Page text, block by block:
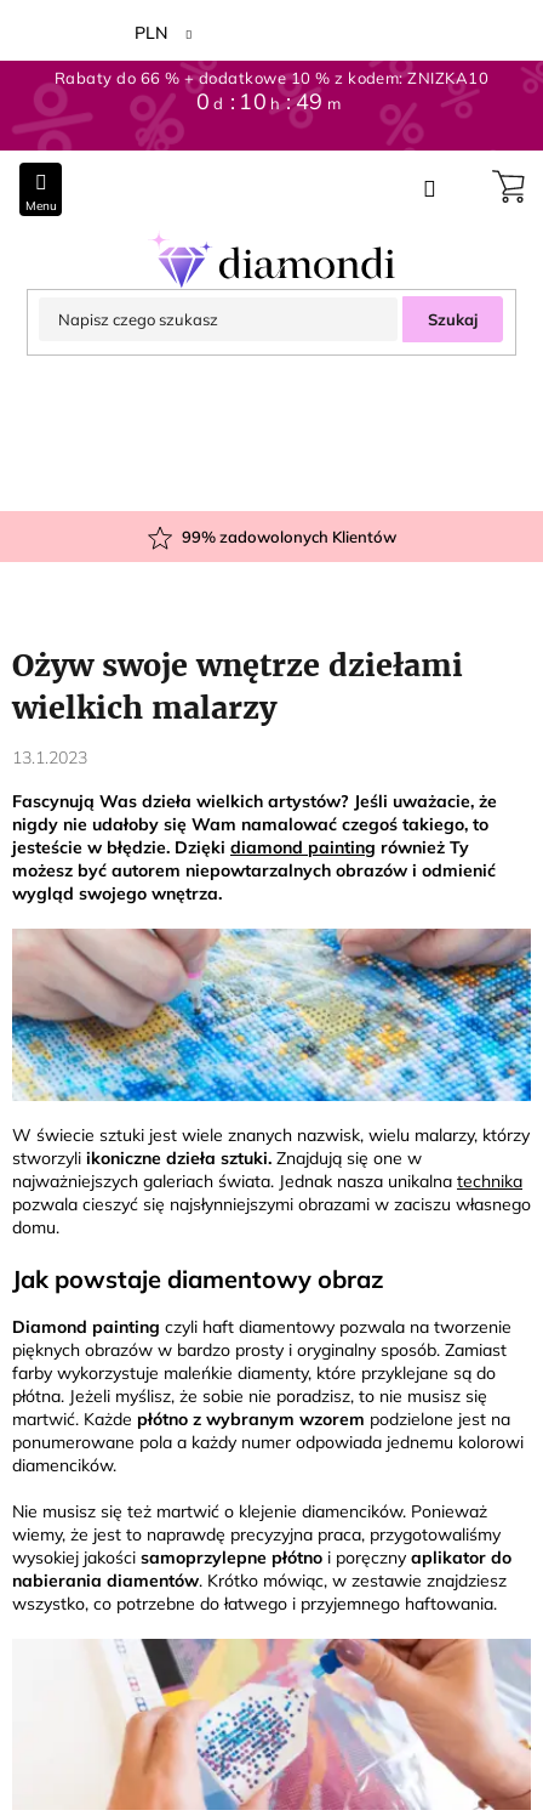
treści
Rabaty do 66 % + dodatkowe 10 % z kodem: ZNIZKA10
0 d 10 h 49 m
PLN
Szukaj
99% zadowolonych Klientów
Ożyw swoje wnętrze dziełami
wielkich malarzy
13.1.2023
Fascynują Was dzieła wielkich artystów? Jeśli uważacie, że
nigdy nie udałoby się Wam namalować czegoś takiego, to
jesteście w błędzie. Dzięki diamond painting również Ty
możesz być autorem niepowtarzalnych obrazów i odmienić
wygląd swojego wnętrza.
W świecie sztuki jest wiele znanych nazwisk, wielu malarzy, którzy
stworzyli ikoniczne dzieła sztuki. Znajdują się one w
najważniejszych galeriach świata. Jednak nasza unikalna technika
pozwala cieszyć się najsłynniejszymi obrazami w zaciszu własnego
domu.
Jak powstaje diamentowy obraz
Diamond painting czyli haft diamentowy pozwala na tworzenie
pięknych obrazów w bardzo prosty i oryginalny sposób. Zamiast
farby wykorzystuje maleńkie diamenty, które przyklejane są do
płótna. Jeżeli myślisz, że sobie nie poradzisz, to nie musisz się
martwić. Każde płótno z wybranym wzorem podzielone jest na
ponumerowane pola a każdy numer odpowiada jednemu kolorowi
diamencików.
Nie musisz się też martwić o klejenie diamencików. Ponieważ
wiemy, że jest to naprawdę precyzyjna praca, przygotowaliśmy
wysokiej jakości samoprzylepne płótno i poręczny aplikator do
nabierania diamentów. Krótko mówiąc, w zestawie znajdziesz
wszystko, co potrzebne do łatwego i przyjemnego haftowania.